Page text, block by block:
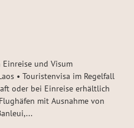
und Visum
• Touristenvisa im Regelfall
oder bei Einreise erhältlich
mit Ausnahme von